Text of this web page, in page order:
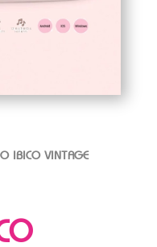
IBICO VINTAGE